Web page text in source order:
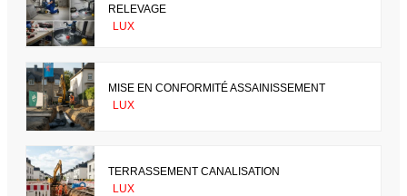
RELEVAGE
LUX
MISE EN CONFORMITÉ ASSAINISSEMENT
LUX
TERRASSEMENT CANALISATION
LUX